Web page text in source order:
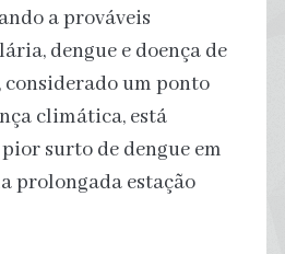
a prováveis
dengue e doença de
considerado um ponto
climática, está
surto de dengue em
prolongada estação